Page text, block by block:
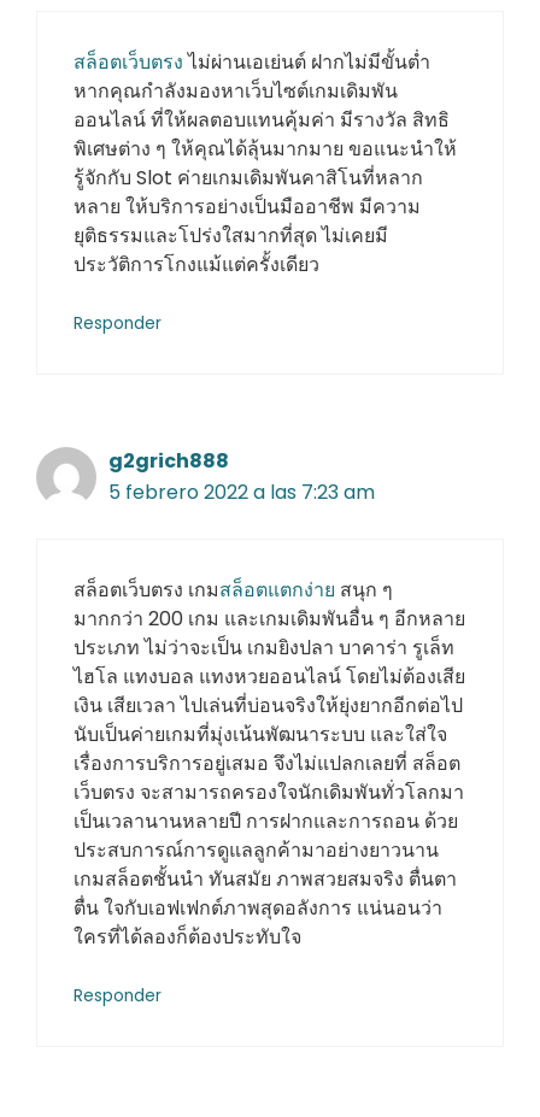
สล็อตเว็บตรงไม่ผ่านเอเย่นต์ ฝากไม่มีขั้นต่ำ
หากคุณกำลังมองหาเว็บไซต์เกมเดิมพัน
ออนไลน์ ที่ให้ผลตอบแทนคุ้มค่า มีรางวัล สิทธิ
พิเศษต่าง ๆ ให้คุณได้ลุ้นมากมาย ขอแนะนำให้
รู้จักกับ Slot ค่ายเกมเดิมพันคาสิโนที่หลาก
หลาย ให้บริการอย่างเป็นมืออาชีพ มีความ
ยุติธรรมและโปร่งใสมากที่สุด ไม่เคยมี
ประวัติการโกงแม้แต่ครั้งเดียว
Responder
g2grich888
5 febrero 2022 a las 7:23 am
สล็อตเว็บตรง เกมสล็อตแตกง่าย สนุก ๆ
มากกว่า 200 เกม และเกมเดิมพันอื่น ๆ อีกหลาย
ประเภท ไม่ว่าจะเป็น เกมยิงปลา บาคาร่า รูเล็ท
ไฮโล แทงบอล แทงหวยออนไลน์ โดยไม่ต้องเสีย
เงิน เสียเวลา ไปเล่นที่บ่อนจริงให้ยุ่งยากอีกต่อไป
นับเป็นค่ายเกมที่มุ่งเน้นพัฒนาระบบ และใส่ใจ
เรื่องการบริการอยู่เสมอ จึงไม่แปลกเลยที่ สล็อต
เว็บตรง จะสามารถครองใจนักเดิมพันทั่วโลกมา
เป็นเวลานานหลายปี การฝากและการถอน ด้วย
ประสบการณ์การดูแลลูกค้ามาอย่างยาวนาน
เกมสล็อตชั้นนำ ทันสมัย ภาพสวยสมจริง ตื่นตา
ตื่น ใจกับเอฟเฟกต์ภาพสุดอลังการ แน่นอนว่า
ใครที่ได้ลองก็ต้องประทับใจ
Responder